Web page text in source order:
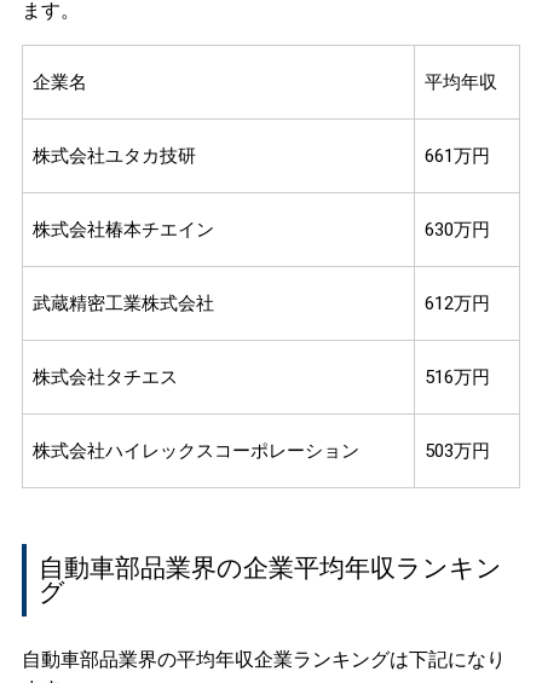
ます。
企業名 平均年収
株式会社ユタカ技研 661万円
株式会社椿本チエイン 630万円
武蔵精密工業株式会社 612万円
株式会社タチエス 516万円
株式会社ハイレックスコーポレーション 503万円
自動車部品業界の企業平均年収ランキン
グ
自動車部品業界の平均年収企業ランキングは下記になり